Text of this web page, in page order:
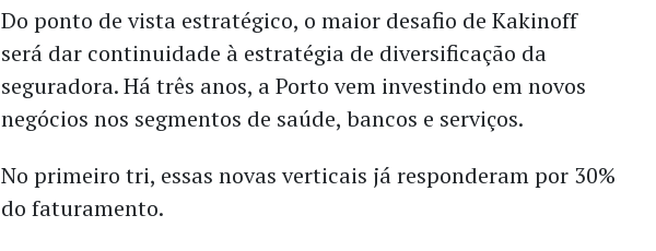
Do ponto de vista estratégico, o maior desafio de Kakinoff
será dar continuidade à estratégia de diversificação da
seguradora. Há três anos, a Porto vem investindo em novos
negócios nos segmentos de saúde, bancos e serviços.
No primeiro tri, essas novas verticais já responderam por 30%
do faturamento.